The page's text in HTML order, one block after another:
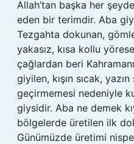
Allah’tan başka her
eden bir terimdir. Aba
Tezgahta dokunan,
yakasız, kısa kollu
çağlardan beri
giyilen, kışın sıcak,
geçirmemesi nedeniyle
giysidir. Aba ne demek
bölgelerde üretilen ilk
Günümüzde üretimi